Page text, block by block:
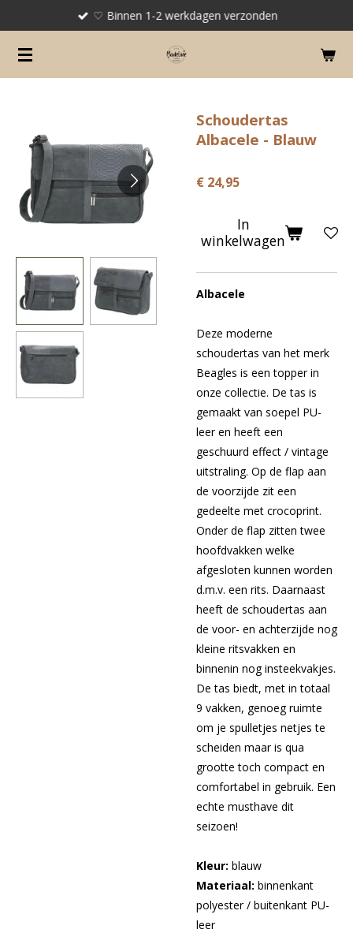
naar
de
♡ Binnen 1-2 werkdagen verzonden
Schoudertas
Albacele - Blauw
€ 24,95
In
winkelwagen
Albacele
Deze moderne
schoudertas van het merk
Beagles is een topper in
onze collectie. De tas is
gemaakt van soepel PU-
leer en heeft een
geschuurd effect / vintage
uitstraling. Op de flap aan
de voorzijde zit een
gedeelte met crocoprint.
Onder de flap zitten twee
hoofdvakken welke
afgesloten kunnen worden
d.m.v. een rits. Daarnaast
heeft de schoudertas aan
de voor- en achterzijde nog
kleine ritsvakken en
binnenin nog insteekvakjes.
De tas biedt, met in totaal
9 vakken, genoeg ruimte
om je spulletjes netjes te
scheiden maar is qua
grootte toch compact en
comfortabel in gebruik. Een
echte musthave dit
seizoen!
Kleur: blauw
Materiaal: binnenkant
polyester / buitenkant PU-
leer